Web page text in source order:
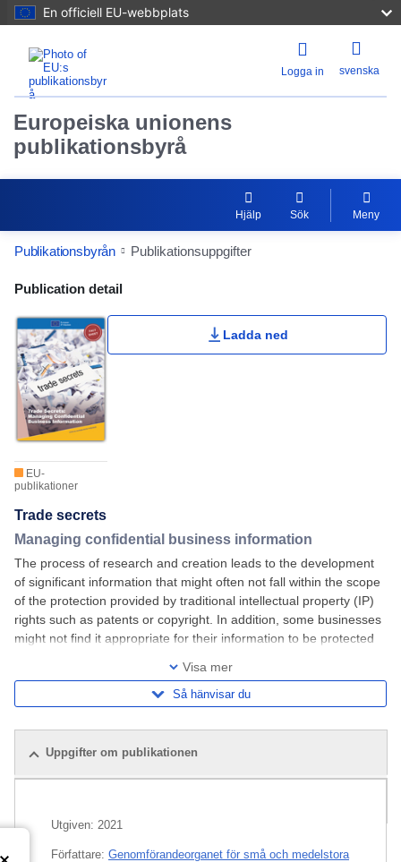
En officiell EU-webbplats
Logga in svenska
Europeiska unionens
publikationsbyrå
Hjälp Sök Meny
Publikationsbyrån Publikationsuppgifter
Publication Detail Actions Portlet
Omdömen
Publication detail
EU-
publikationer
Ladda ned
Trade secrets
Managing confidential business information
The process of research and creation leads to the development
of significant information that might often not fall within the scope
of the protection provided by traditional intellectual property (IP)
rights such as patents or copyright. In addition, some businesses
might not find it appropriate for their information to be protected
Visa mer
Så hänvisar du
Uppgifter om publikationen
Utgiven: 2021
Författare: Genomförandeorganet för små och medelstora